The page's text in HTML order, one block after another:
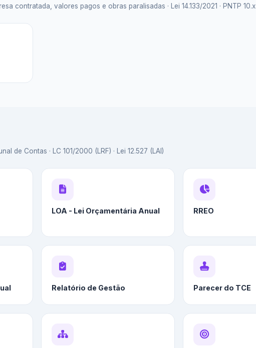
contratada, valores pagos e obras paralisadas · Lei 14.133/2021 · PNTP 10.x
de Contas · LC 101/2000 (LRF) · Lei 12.527 (LAI)
LOA - Lei Orçamentária Anual RREO
Relatório de Gestão Parecer do TCE